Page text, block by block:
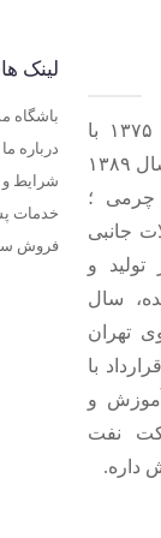
فعالیت ما در اهواز از سال ۱۳۷۵ با
نمایندگی کفش ملی آغاز شد، سال ۱۳۸۹
چرمی ؛
جانبی
و
سال
تهران
با
و
نفت
داره.
لینک
باشگاه
درباره ما
شرایط و
خدمات
فروش